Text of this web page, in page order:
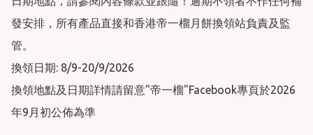
發安排，所有產品直接和香港帝一榴月餅換領站負責及監
管。
換領日期: 8/9-20/9/2026
換領地點及日期詳情請留意"帝一榴"Facebook專頁於2026
年9月初公佈為準